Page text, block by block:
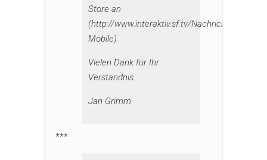
Store an
(http://www.interaktiv.sf.tv/Nachrichten/
Mobile).
Vielen Dank für Ihr
Verständnis.
Jan Grimm
***